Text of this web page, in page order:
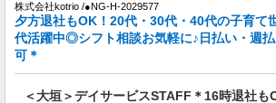
派遣社員
株式会社kotrio /●NG-H-2030710
毎日通うのが楽しみにな
しいサ高住のSTAFF
株式会社kotrio /●NG-H-2029577
夕方退社もOK！20代・30代・40代の子育て
代活躍中◎シフト相談お気軽に♪日払い・週
可＊
＜大垣＞デイサービスSTAFF＊16時退社も